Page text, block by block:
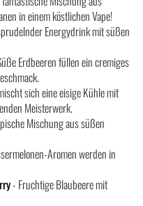
in einem köstlichen Vape!
Energydrink mit süßen
Erdbeeren füllen ein cremiges
sich eine eisige Kühle mit
Meisterwerk.
Mischung aus süßen
Aromen werden in
- Fruchtige Blaubeere mit